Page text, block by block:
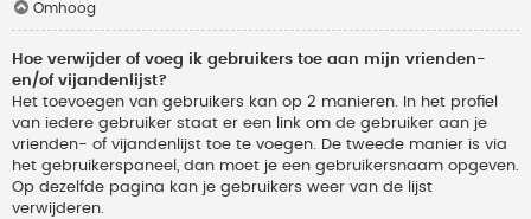
Omhoog
Hoe verwijder of voeg ik gebruikers toe aan mijn vrienden-
en/of vijandenlijst?
Het toevoegen van gebruikers kan op 2 manieren. In het profiel
van iedere gebruiker staat er een link om de gebruiker aan je
vrienden- of vijandenlijst toe te voegen. De tweede manier is via
het gebruikerspaneel, dan moet je een gebruikersnaam opgeven.
Op dezelfde pagina kan je gebruikers weer van de lijst
verwijderen.